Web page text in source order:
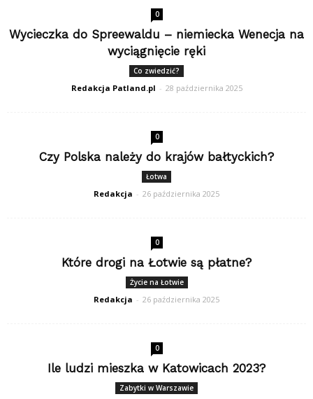
0
Wycieczka do Spreewaldu – niemiecka Wenecja na
wyciągnięcie ręki
Co zwiedzić?
Redakcja Patland.pl - 28 października 2025
0
Czy Polska należy do krajów bałtyckich?
Łotwa
Redakcja - 26 października 2025
0
Które drogi na Łotwie są płatne?
Życie na Łotwie
Redakcja - 26 października 2025
0
Ile ludzi mieszka w Katowicach 2023?
Zabytki w Warszawie